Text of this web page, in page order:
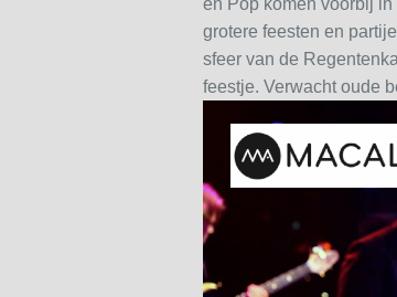
én Pop komen voorbij
grotere feesten en
sfeer van de
feestje. Verwacht oude